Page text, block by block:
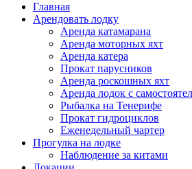
Главная
Арендовать лодку
Аренда катамарана
Аренда моторных яхт
Аренда катера
Прокат парусников
Аренда роскошных яхт
Аренда лодок с
Рыбалка на Тенерифе
Прокат гидроциклов
Еженедельный чартер
Прогулка на лодке
Наблюдение за китами